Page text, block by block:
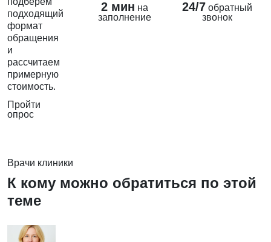
подходящий
формат
обращения
и
рассчитаем
примерную
стоимость.
Пройти
опрос
2 мин на
заполнение
24/7 обратный
звонок
Врачи клиники
К кому можно обратиться по этой
теме